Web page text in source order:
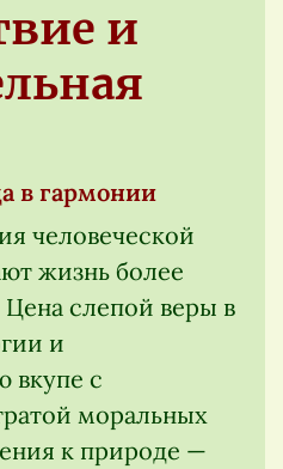
и
в гармонии
человеческой
жизнь более
слепой веры в
и
вкупе с
моральных
к природе —